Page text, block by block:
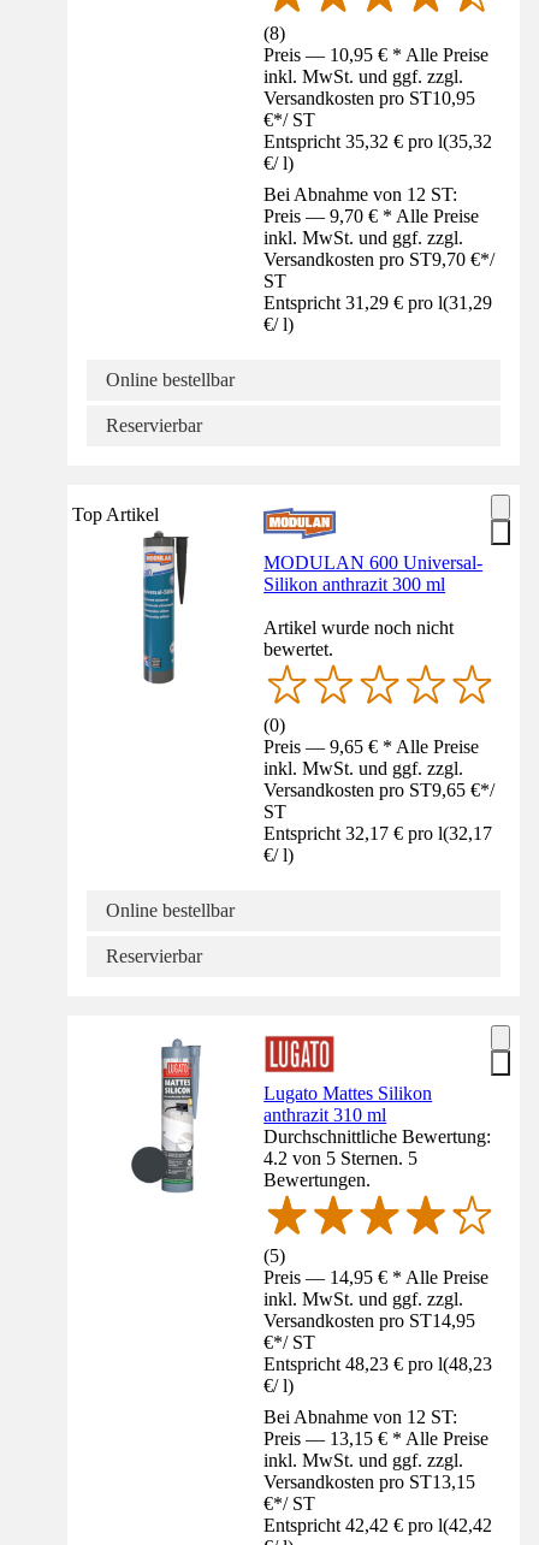
(8)
Preis — 10,95 € * Alle Preise
inkl. MwSt. und ggf. zzgl.
Versandkosten pro ST10,95
€*/ ST
Entspricht 35,32 € pro l(35,32
€/ l)
Bei Abnahme von 12 ST:
Preis — 9,70 € * Alle Preise
inkl. MwSt. und ggf. zzgl.
Versandkosten pro ST9,70 €*/
ST
Entspricht 31,29 € pro l(31,29
€/ l)
Online bestellbar
Reservierbar
Top Artikel
MODULAN 600 Universal-
Silikon anthrazit 300 ml
Artikel wurde noch nicht
bewertet.
(0)
Preis — 9,65 € * Alle Preise
inkl. MwSt. und ggf. zzgl.
Versandkosten pro ST9,65 €*/
ST
Entspricht 32,17 € pro l(32,17
€/ l)
Online bestellbar
Reservierbar
Lugato Mattes Silikon
anthrazit 310 ml
Durchschnittliche Bewertung:
4.2 von 5 Sternen. 5
Bewertungen.
(5)
Preis — 14,95 € * Alle Preise
inkl. MwSt. und ggf. zzgl.
Versandkosten pro ST14,95
€*/ ST
Entspricht 48,23 € pro l(48,23
€/ l)
Bei Abnahme von 12 ST:
Preis — 13,15 € * Alle Preise
inkl. MwSt. und ggf. zzgl.
Versandkosten pro ST13,15
€*/ ST
Entspricht 42,42 € pro l(42,42